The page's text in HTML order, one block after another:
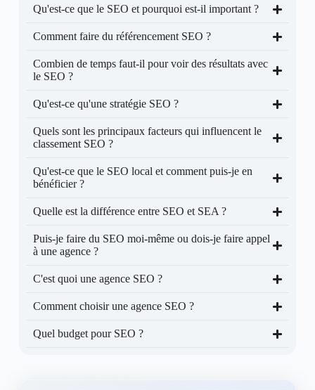
Qu'est-ce que le SEO et pourquoi est-il important ?
Comment faire du référencement SEO ?
Combien de temps faut-il pour voir des résultats avec
le SEO ?
Qu'est-ce qu'une stratégie SEO ?
Quels sont les principaux facteurs qui influencent le
classement SEO ?
Qu'est-ce que le SEO local et comment puis-je en
bénéficier ?
Quelle est la différence entre SEO et SEA ?
Puis-je faire du SEO moi-même ou dois-je faire appel
à une agence ?
C'est quoi une agence SEO ?
Comment choisir une agence SEO ?
Quel budget pour SEO ?